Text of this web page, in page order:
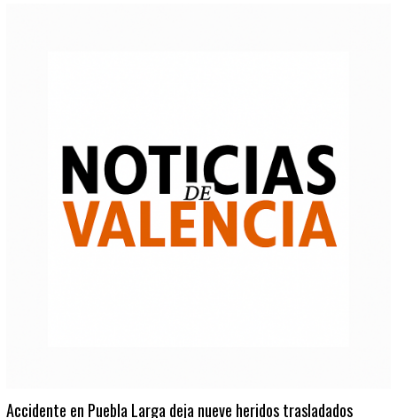
Accidente en Puebla Larga deja nueve heridos trasladados